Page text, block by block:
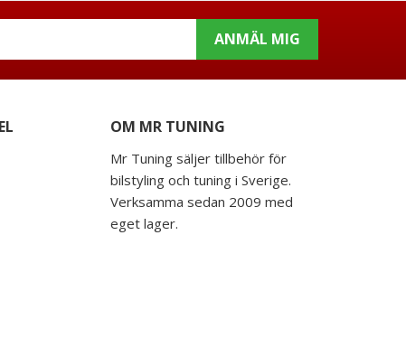
ANMÄL MIG
OM MR TUNING
Mr Tuning säljer tillbehör för
bilstyling och tuning i Sverige.
Verksamma sedan 2009 med
eget lager.